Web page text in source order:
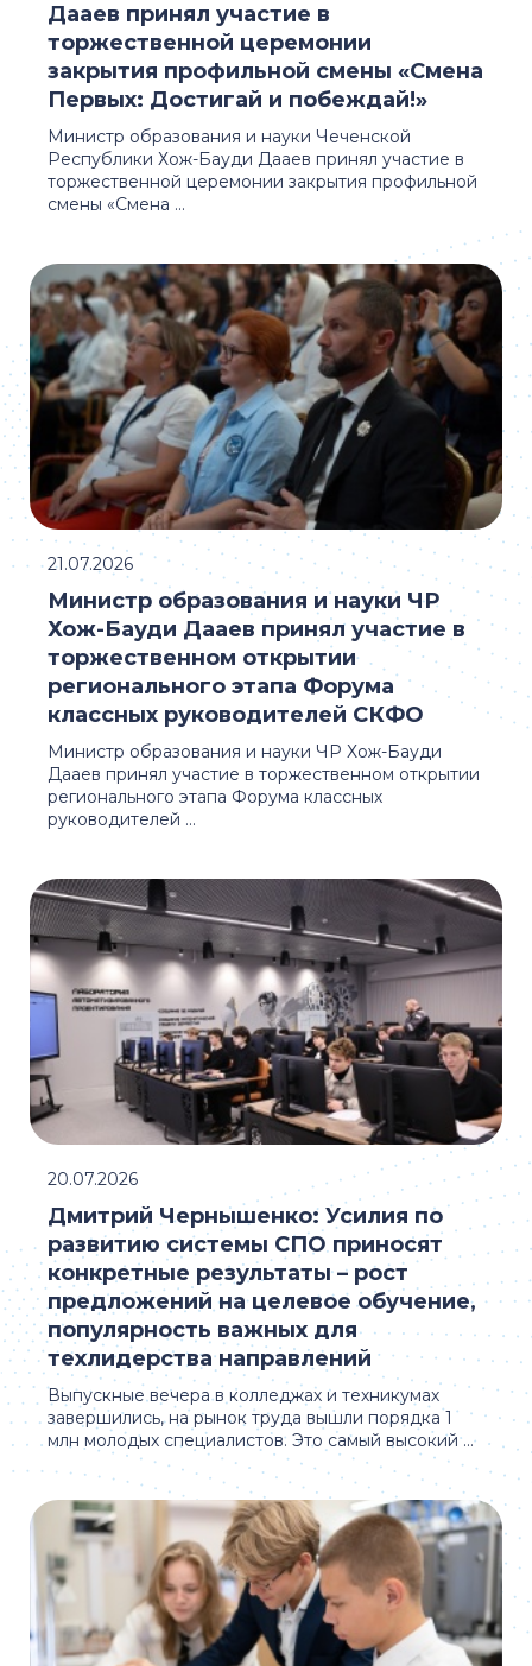
Министр образования и науки Чеченской
Республики Хож-Бауди Дааев принял участие в
торжественной церемонии закрытия профильной
смены «Смена ...
Дааев принял участие в
торжественной церемонии
закрытия профильной смены «Смена
Первых: Достигай и побеждай!»
Министр образования и науки ЧР Хож-Бауди
Дааев принял участие в торжественном открытии
регионального этапа Форума классных
руководителей ...
Министр образования и науки ЧР
Хож-Бауди Дааев принял участие в
торжественном открытии
регионального этапа Форума
классных руководителей СКФО
21.07.2026
Выпускные вечера в колледжах и техникумах
завершились, на рынок труда вышли порядка 1
млн молодых специалистов. Это самый высокий ...
Дмитрий Чернышенко: Усилия по
развитию системы СПО приносят
конкретные результаты – рост
предложений на целевое обучение,
популярность важных для
техлидерства направлений
20.07.2026